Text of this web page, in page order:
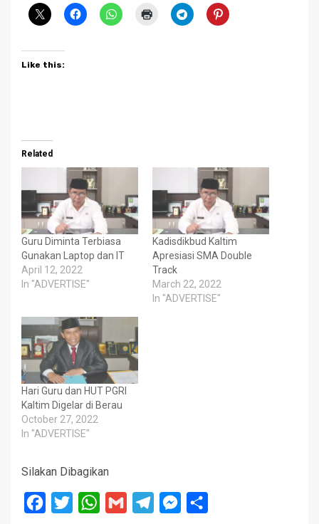
Like this:
Related
Guru Diminta Terbiasa
Gunakan Laptop dan IT
April 12, 2022
In "ADVERTISE"
Kadisdikbud Kaltim
Apresiasi SMA Double
Track
March 22, 2022
In "ADVERTISE"
Hari Guru dan HUT PGRI
Kaltim Digelar di Berau
October 27, 2022
In "ADVERTISE"
Silakan Dibagikan
Facebook
Twitter WhatsApp
Gmail TelegramMessenger